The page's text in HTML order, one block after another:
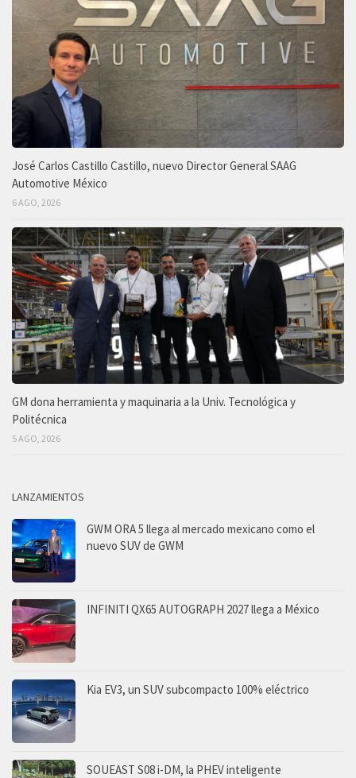
José Carlos Castillo Castillo, nuevo Director General SAAG
Automotive México
6 AGO, 2026
GM dona herramienta y maquinaria a la Univ. Tecnológica y
Politécnica
5 AGO, 2026
LANZAMIENTOS
GWM ORA 5 llega al mercado mexicano como el
nuevo SUV de GWM
INFINITI QX65 AUTOGRAPH 2027 llega a México
Kia EV3, un SUV subcompacto 100% eléctrico
SOUEAST S08 i-DM, la PHEV inteligente